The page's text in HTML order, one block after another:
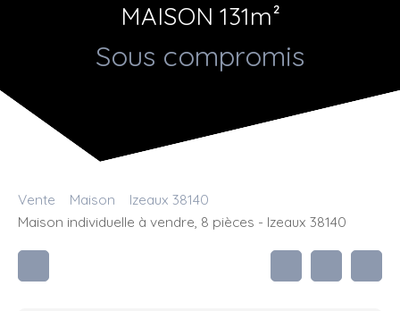
MAISON 131m²
Sous compromis
Vente Maison
Izeaux 38140
Maison individuelle à vendre, 8 pièces - Izeaux 38140